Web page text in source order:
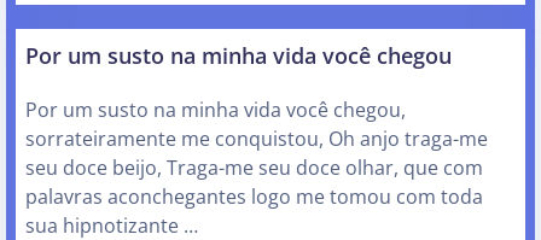
Por um susto na minha vida você chegou
Por um susto na minha vida você chegou,
sorrateiramente me conquistou, Oh anjo traga-me
seu doce beijo, Traga-me seu doce olhar, que com
palavras aconchegantes logo me tomou com toda
sua hipnotizante …